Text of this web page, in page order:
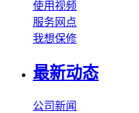
使用视频
服务网点
我想保修
最新动态
公司新闻